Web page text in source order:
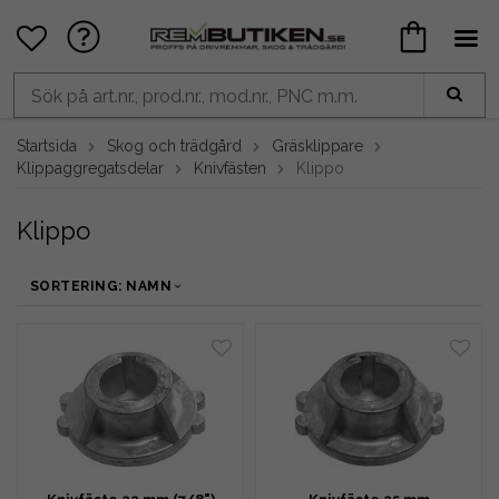
Startsida Skog och trädgård
Gräsklippare
Klippaggregatsdelar
Knivfästen Klippo
Klippo
SORTERING: NAMN